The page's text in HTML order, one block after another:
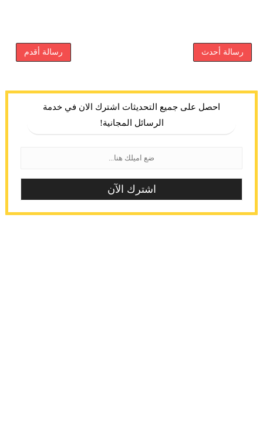
رسالة أحدث رسالة أقدم
احصل على جميع التحديثات اشترك الان في خدمة
الرسائل المجانية!